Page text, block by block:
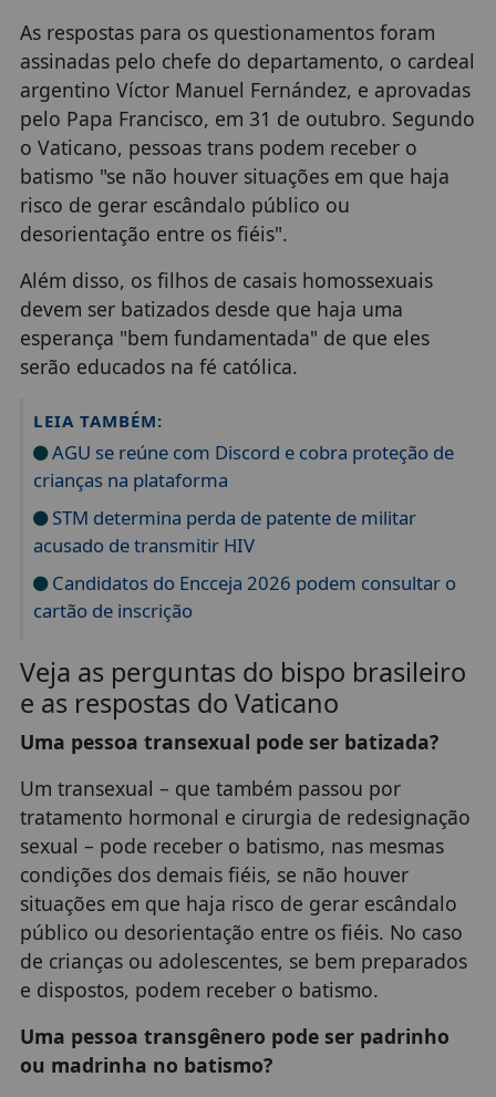
As respostas para os questionamentos foram
assinadas pelo chefe do departamento, o cardeal
argentino Víctor Manuel Fernández, e aprovadas
pelo Papa Francisco, em 31 de outubro. Segundo
o Vaticano, pessoas trans podem receber o
batismo "se não houver situações em que haja
risco de gerar escândalo público ou
desorientação entre os fiéis".
Além disso, os filhos de casais homossexuais
devem ser batizados desde que haja uma
esperança "bem fundamentada" de que eles
serão educados na fé católica.
LEIA TAMBÉM:
AGU se reúne com Discord e cobra proteção de
crianças na plataforma
STM determina perda de patente de militar
acusado de transmitir HIV
Candidatos do Encceja 2026 podem consultar o
cartão de inscrição
Veja as perguntas do bispo brasileiro
e as respostas do Vaticano
Uma pessoa transexual pode ser batizada?
Um transexual – que também passou por
tratamento hormonal e cirurgia de redesignação
sexual – pode receber o batismo, nas mesmas
condições dos demais fiéis, se não houver
situações em que haja risco de gerar escândalo
público ou desorientação entre os fiéis. No caso
de crianças ou adolescentes, se bem preparados
e dispostos, podem receber o batismo.
Uma pessoa transgênero pode ser padrinho
ou madrinha no batismo?